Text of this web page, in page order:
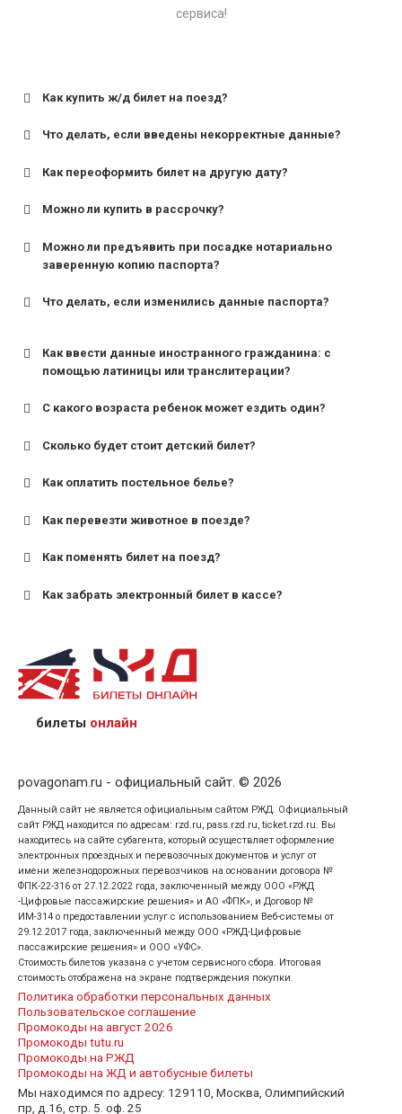
сервиса!
Как купить ж/д билет на поезд?
Что делать, если введены некорректные данные?
Как переоформить билет на другую дату?
Можно ли купить в рассрочку?
Можно ли предъявить при посадке нотариально
заверенную копию паспорта?
Что делать, если изменились данные паспорта?
Как ввести данные иностранного гражданина: с
помощью латиницы или транслитерации?
С какого возраста ребенок может ездить один?
для поездов дальнего следования — от 10 лет и
для пригородных поездов — от 7 лет.
Сколько будет стоит детский билет?
Как оплатить постельное белье?
Как перевезти животное в поезде?
Как поменять билет на поезд?
Как забрать электронный билет в кассе?
назвав кассиру 14-значный номер заказа;
предъявив удостоверение личности пассажира, на
кого оформлен билет.
билеты онлайн
povagonam.ru - официальный сайт. © 2026
Данный сайт не является официальным сайтом РЖД. Официальный
сайт РЖД находится по адресам: rzd.ru, pass.rzd.ru, ticket.rzd.ru. Вы
находитесь на сайте субагента, который осуществляет оформление
электронных проездных и перевозочных документов и услуг от
имени железнодорожных перевозчиков на основании договора №
ФПК-22-316 от 27.12.2022 года, заключенный между ООО «РЖД
-Цифровые пассажирские решения» и АО «ФПК», и Договор №
ИМ-314 о предоставлении услуг с использованием Веб-системы от
29.12.2017 года, заключенный между ООО «РЖД-Цифровые
пассажирские решения» и ООО «УФС».
Стоимость билетов указана с учетом сервисного сбора. Итоговая
стоимость отображена на экране подтверждения покупки.
Политика обработки персональных данных
Пользовательское соглашение
Промокоды на август 2026
Промокоды tutu.ru
Промокоды на РЖД
Промокоды на ЖД и автобусные билеты
Мы находимся по адресу: 129110, Москва, Олимпийский
пр, д.16, стр. 5. оф. 25